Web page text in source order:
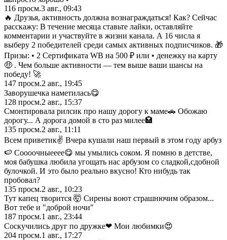
116 просм.3 авг., 09:43
🔥 Друзья, активность должна вознаграждаться! Как? Сейчас
расскажу: В течение месяца ставьте лайки, оставляйте
комментарии и участвуйте в жизни канала. А 16 числа я
выберу 2 победителей среди самых активных подписчиков. 🎁
Призы: • 2 Сертификата WB на 500 ₽ или • денежку на карту
🤑 . Чем больше активности — тем выше ваши шансы на
победу! 🚀
147 просм.2 авг., 19:45
Заворушечка наметилась😋
128 просм.2 авг., 15:37
Смонтировала рилсик про нашу дорогу к маме🚗 Обожаю
дорогу... А дорога домой в сто раз милее🏩
135 просм.2 авг., 11:11
Всем приветик✌ Вчера кушали наш первый в этом году арбуз
🍉 Соооочныееее😋 мы умылись соком. Я помню в детстве,
моя бабушка любила угощать нас арбузом со сладкой,сдобной
булочкой. И это было реально вкусно! Кто нибудь так
пробовал?
135 просм.2 авг., 10:23
Тут капец творится 🤯 Сирены воют страшнючим образом...
Вот тебе и "доброй ночи"
187 просм.1 авг., 23:44
Соскучились друг по дружке❤ Мои любимки😍
204 просм.1 авг., 17:27